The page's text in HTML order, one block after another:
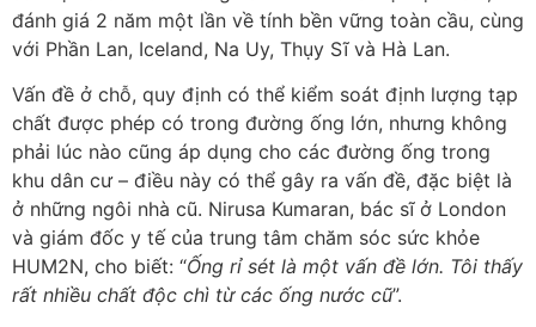
đánh giá 2 năm một lần về tính bền vững toàn cầu, cùng
với Phần Lan, Iceland, Na Uy, Thụy Sĩ và Hà Lan.
Vấn đề ở chỗ, quy định có thể kiểm soát định lượng tạp
chất được phép có trong đường ống lớn, nhưng không
phải lúc nào cũng áp dụng cho các đường ống trong
khu dân cư – điều này có thể gây ra vấn đề, đặc biệt là
ở những ngôi nhà cũ. Nirusa Kumaran, bác sĩ ở London
và giám đốc y tế của trung tâm chăm sóc sức khỏe
HUM2N, cho biết: “Ống rỉ sét là một vấn đề lớn. Tôi thấy
rất nhiều chất độc chì từ các ống nước cũ”.